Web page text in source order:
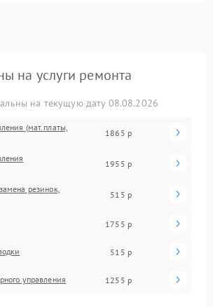
на услуги ремонта
на текущую дату 08.08.2026
(мат.платы,
1865 р
1955 р
резинок,
515 р
1755 р
515 р
управления 1255 р